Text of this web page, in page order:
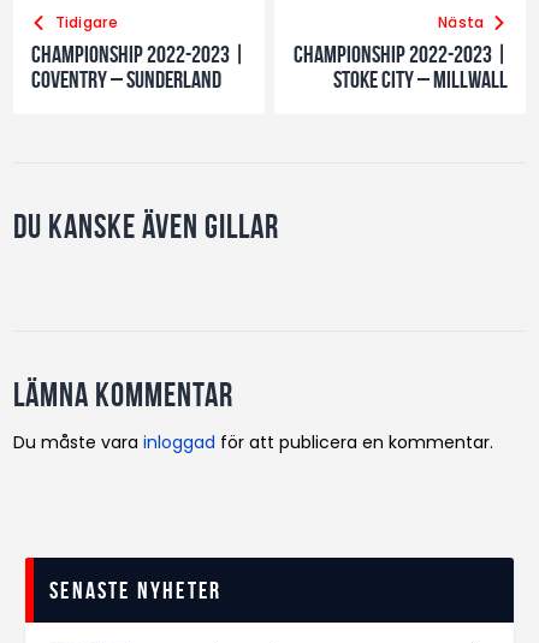
Tidigare
Championship 2022-2023 |
Coventry – Sunderland
Nästa
Championship 2022-2023 |
Stoke City – Millwall
Du kanske även gillar
Lämna kommentar
Du måste varainloggad för att publicera en kommentar.
Senaste nyheter